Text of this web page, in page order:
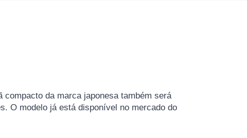
da marca japonesa também será
O modelo já está disponível no mercado do